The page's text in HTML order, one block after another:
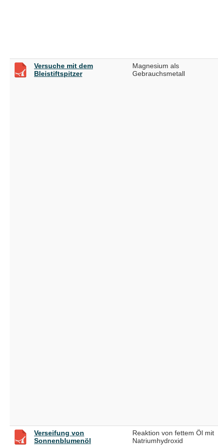
Versuche mit dem
Bleistiftspitzer
Magnesium als
Gebrauchsmetall
Verseifung von
Sonnenblumenöl
Reaktion von fettem Öl mit
Natriumhydroxid